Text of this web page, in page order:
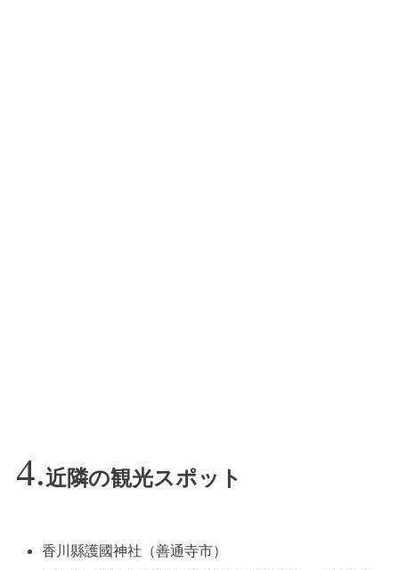
近隣の観光スポット
香川縣護國神社（善通寺市）